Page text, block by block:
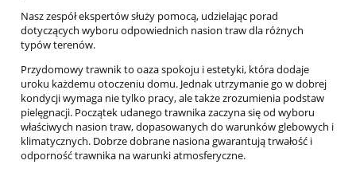
Nasz zespół ekspertów służy pomocą, udzielając porad
dotyczących wyboru odpowiednich nasion traw dla różnych
typów terenów.
Przydomowy trawnik to oaza spokoju i estetyki, która dodaje
uroku każdemu otoczeniu domu. Jednak utrzymanie go w dobrej
kondycji wymaga nie tylko pracy, ale także zrozumienia podstaw
pielęgnacji. Początek udanego trawnika zaczyna się od wyboru
właściwych nasion traw, dopasowanych do warunków glebowych i
klimatycznych. Dobrze dobrane nasiona gwarantują trwałość i
odporność trawnika na warunki atmosferyczne.